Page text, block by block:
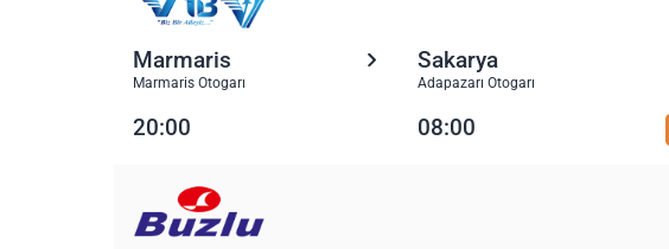
Marmaris
Marmaris Otogarı
Sakarya
Adapazarı Otogarı
20:00 08:00